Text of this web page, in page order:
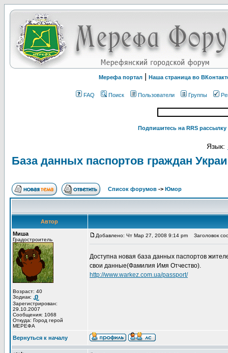
Мерефа портал Наша страница во
FAQ Поиск Пользователи Группы
Подпишитесь на RRS
Язык:
База данных паспортов граждан
Список форумов -> Юмор
Автор
Миша
Градостроитель
Возраст: 40
Зодиак:
Зарегистрирован:
29.10.2007
Сообщения: 1068
Откуда: Город герой
МЕРЕФА
Добавлено: Чт Мар 27, 2008 9:14 pm Заголовок
Доступна новая база данных паспортов
свои данные(Фамилия Имя Отчество).
http://www.warkez.com.ua/passport/
Вернуться к началу